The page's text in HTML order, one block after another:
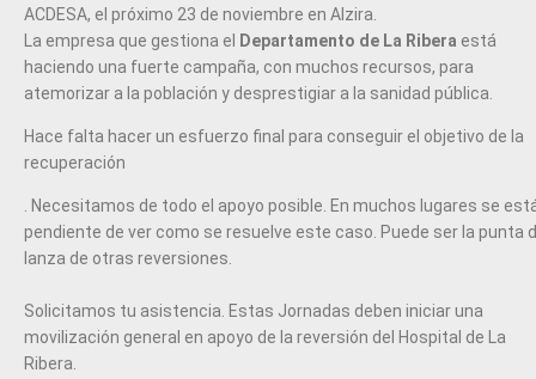
ACDESA, el próximo 23 de noviembre en Alzira.
La empresa que gestiona el
Departamento de La Ribera está
haciendo una fuerte campaña, con muchos recursos, para
atemorizar a la población y desprestigiar a la sanidad pública.
Hace falta hacer un esfuerzo final para conseguir el objetivo de la
recuperación
​. Necesitamos de todo el apoyo posible. En muchos lugares se
pendiente de ver como se resuelve este caso. Puede ser la punta
lanza de otras reversiones.
Solicitamos tu asistencia. Estas Jornadas deben iniciar una
movilización general en apoyo de la reversión del Hospital de La
Ribera.